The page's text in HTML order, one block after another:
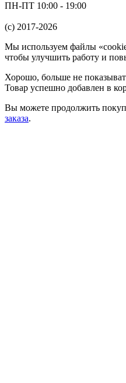
ПН-ПТ 10:00 - 19:00
(c) 2017-2026
Мы используем файлы
чтобы улучшить работу и
Хорошо, больше не
Товар успешно добавлен в
Вы можете продолжить
заказа.